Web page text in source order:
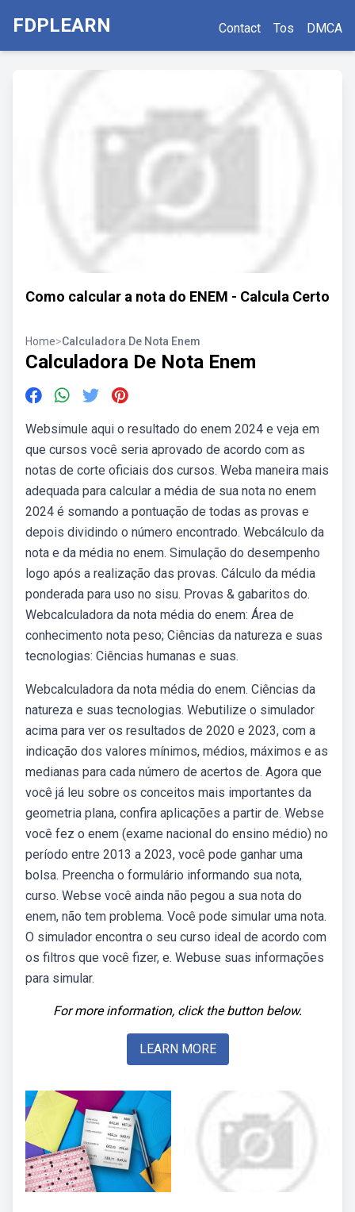
FDPLEARN Contact Tos DMCA
Como calcular a nota do ENEM - Calcula Certo
Home>Calculadora De Nota Enem
Calculadora De Nota Enem
Websimule aqui o resultado do enem 2024 e veja em
que cursos você seria aprovado de acordo com as
notas de corte oficiais dos cursos. Weba maneira mais
adequada para calcular a média de sua nota no enem
2024 é somando a pontuação de todas as provas e
depois dividindo o número encontrado. Webcálculo da
nota e da média no enem. Simulação do desempenho
logo após a realização das provas. Cálculo da média
ponderada para uso no sisu. Provas & gabaritos do.
Webcalculadora da nota média do enem: Área de
conhecimento nota peso; Ciências da natureza e suas
tecnologias: Ciências humanas e suas.
Webcalculadora da nota média do enem. Ciências da
natureza e suas tecnologias. Webutilize o simulador
acima para ver os resultados de 2020 e 2023, com a
indicação dos valores mínimos, médios, máximos e as
medianas para cada número de acertos de. Agora que
você já leu sobre os conceitos mais importantes da
geometria plana, confira aplicações a partir de. Webse
você fez o enem (exame nacional do ensino médio) no
período entre 2013 a 2023, você pode ganhar uma
bolsa. Preencha o formulário informando sua nota,
curso. Webse você ainda não pegou a sua nota do
enem, não tem problema. Você pode simular uma nota.
O simulador encontra o seu curso ideal de acordo com
os filtros que você fizer, e. Webuse suas informações
para simular.
For more information, click the button below.
LEARN MORE